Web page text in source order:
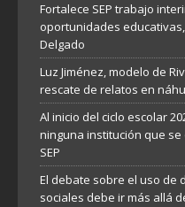
Fortalece SEP trabajo
oportunidades
Delgado
Luz Jiménez, modelo de
rescate de relatos en
Al inicio del ciclo escolar
ninguna institución que se
SEP
El debate sobre el uso de
sociales debe ir más allá